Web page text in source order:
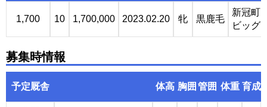
1,700 10 1,700,000 2023.02.20 牝 黒鹿毛
新冠町
ビッグ
募集時情報
予定厩舎 体高 胸囲 管囲 体重 育成